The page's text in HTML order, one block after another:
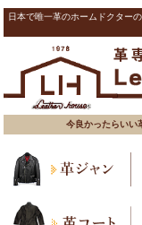
日本で唯一革のホームドクター
今良かったらいい